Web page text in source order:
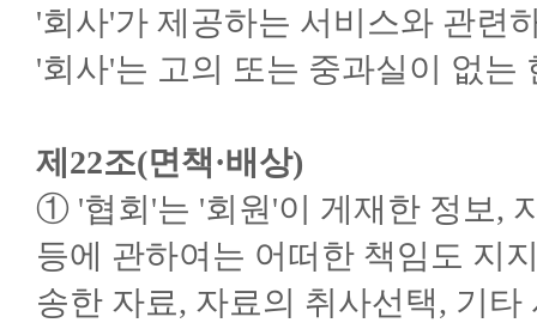
'회사'가 제공하는 서비스와 관련
'회사'는 고의 또는 중과실이 없는
제22조(면책·배상)
① '협회'는 '회원'이 게재한 정보,
등에 관하여는 어떠한 책임도 지
송한 자료, 자료의 취사선택, 기